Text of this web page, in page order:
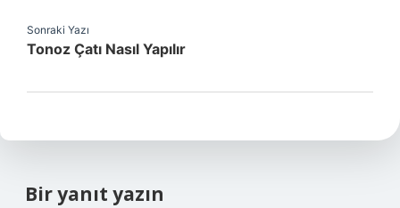
Sonraki Yazı
Tonoz Çatı Nasıl Yapılır
Bir yanıt yazın